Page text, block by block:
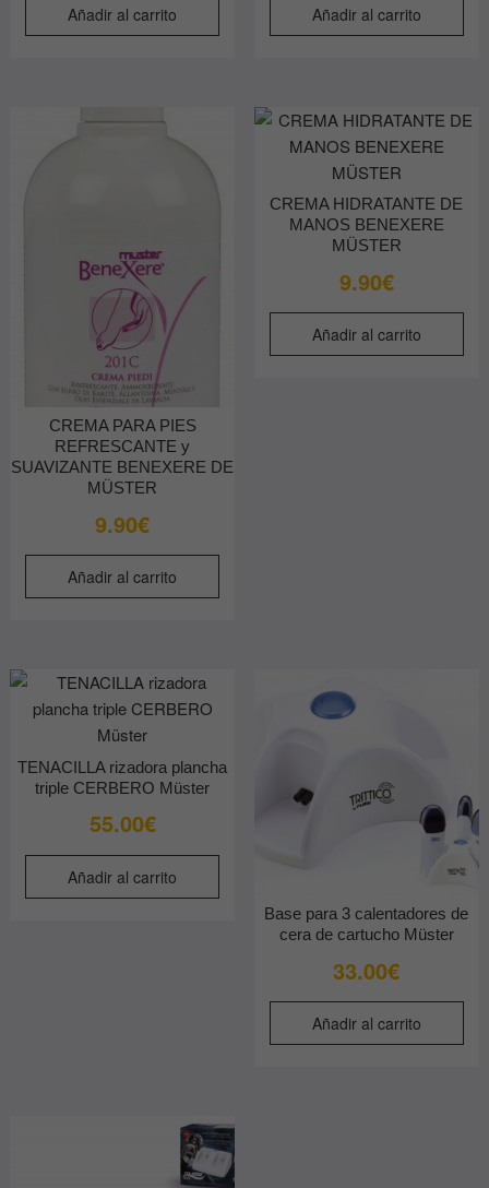
Añadir al carrito Añadir al carrito
CREMA PARA PIES
REFRESCANTE y
SUAVIZANTE BENEXERE DE
MÜSTER
9.90€
Añadir al carrito
CREMA HIDRATANTE DE
MANOS BENEXERE
MÜSTER
9.90€
Añadir al carrito
TENACILLA rizadora plancha
triple CERBERO Müster
55.00€
Añadir al carrito
Base para 3 calentadores de
cera de cartucho Müster
33.00€
Añadir al carrito